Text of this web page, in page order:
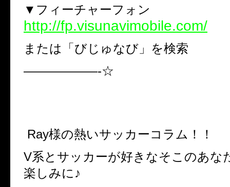
▼フィーチャーフォン
http://fp.visunavimobile.com/
または「びじゅなび」を検索
——————-☆
Ray様の熱いサッカーコラム！！
V系とサッカーが好きなそこのあ
楽しみに♪